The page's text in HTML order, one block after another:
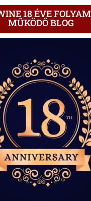
18 ÉVE
MŰKÖDŐ BLOG